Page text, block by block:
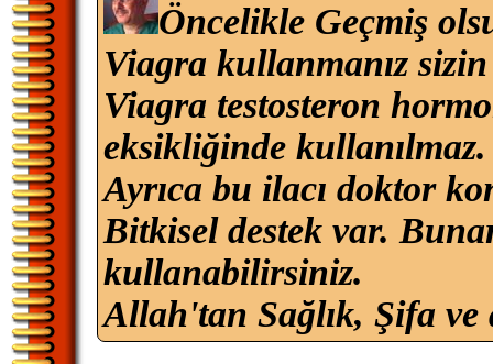
Öncelikle Geçmiş
Viagra kullanmanız
Viagra testosteron
eksikliğinde kullanılmaz.
Ayrıca bu ilacı doktor
Bitkisel destek var.
kullanabilirsiniz.
Allah'tan Sağlık, Şifa